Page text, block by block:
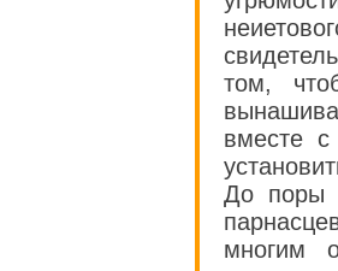
том,
вместе с
До поры
многим